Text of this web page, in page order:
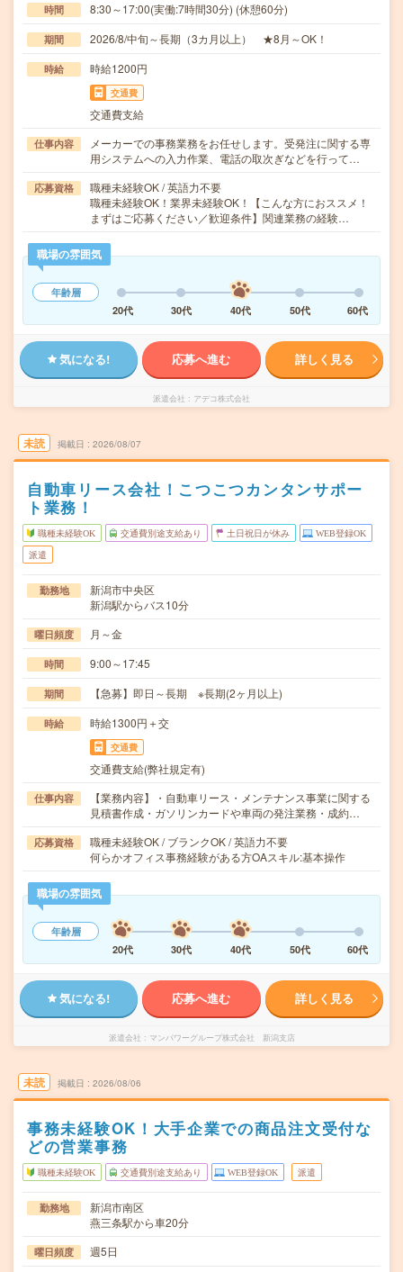
時間 8:30～17:00(実働:7時間30分) (休憩60分)
期間 2026/8/中旬～長期（3カ月以上） ★8月～OK！
時給 時給1200円
交通費
交通費支給
仕事内容
メーカーでの事務業務をお任せします。受発注に関する専
用システムへの入力作業、電話の取次ぎなどを行って…
応募資格
職種未経験OK / 英語力不要
職種未経験OK！業界未経験OK！【こんな方におススメ！
まずはご応募ください／歓迎条件】関連業務の経験…
職場の雰囲気
年齢層
20代
30代 40代 50代 60代
気になる! 応募へ進む 詳しく見る
派遣会社 アデコ株式会社
未読 掲載日 2026/08/07
自動車リース会社！こつこつカンタンサポー
ト業務！
職種未経験OK 交通費別途支給あり 土日祝日が休み WEB登録OK
派遣
勤務地
新潟市中央区
新潟駅からバス10分
曜日頻度 月～金
時間 9:00～17:45
期間 【急募】即日～長期 ※長期(2ヶ月以上)
時給 時給1300円＋交
交通費
交通費支給(弊社規定有)
仕事内容
【業務内容】・自動車リース・メンテナンス事業に関する
見積書作成・ガソリンカードや車両の発注業務・成約…
応募資格
職種未経験OK / ブランクOK / 英語力不要
何らかオフィス事務経験がある方OAスキル:基本操作
職場の雰囲気
年齢層
20代
30代 40代 50代 60代
気になる! 応募へ進む 詳しく見る
派遣会社 マンパワーグループ株式会社 新潟支店
未読 掲載日 2026/08/06
事務未経験OK！大手企業での商品注文受付な
どの営業事務
職種未経験OK 交通費別途支給あり WEB登録OK 派遣
勤務地
新潟市南区
燕三条駅から車20分
曜日頻度 週5日